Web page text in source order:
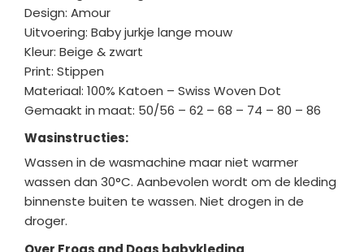
Design: Amour
Uitvoering: Baby jurkje lange mouw
Kleur: Beige & zwart
Print: Stippen
Materiaal: 100% Katoen – Swiss Woven Dot
Gemaakt in maat: 50/56 – 62 – 68 – 74 – 80 – 86
Wasinstructies:
Wassen in de wasmachine maar niet warmer
wassen dan 30°C. Aanbevolen wordt om de kleding
binnenste buiten te wassen. Niet drogen in de
droger.